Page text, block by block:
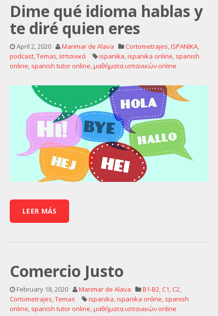
Dime qué idioma hablas y
te diré quien eres
April 2, 2020 Marimar de Alava Cortometrajes,ISPANIKA,
podcast,Temas,Ισπανικά ispanika,ispanika online, spanish
online, spanish tutor online,μαθήματα ισπανικών online
LEER MÁS
Comercio Justo
February 18, 2020 Marimar de Alava B1-B2, C1, C2,
Cortometrajes,Temas ispanika,ispanika online, spanish
online, spanish tutor online,μαθήματα ισπανικών online